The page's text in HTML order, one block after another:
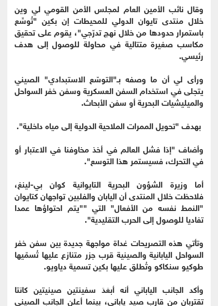
وقال نائب الأمين العام لمجلس الأمن القومي لي وين
خلال منتدى تايوان الدولي للمحيطات إن بكين "تُوسِّع
باستمرار حدودها من خلال نهج تدرّجي"، يقوم على تحقيق
مكاسب صغيرة متتالية في محاولة للوصول إلى هدف
رئيسي.
ورأى لي أن ما وصفه بـ"التوسّع الاستبدادي" الصيني
يتجلى في استخدام السفن العسكرية وسفن خفر السواحل
والميليشيات البحرية أو سفن الأبحاث.
بهدف "تحويل الممرات الملاحية الدولية إلى مياه داخلية".
وأضاف "إذا فشل العالم في أخذ مخاوفنا في الاعتبار أو
في التحرك، فسيستمر هذا التوسع".
أما وزيرة الشؤون البحرية التايوانية كوان بي-لينغ،
فلاحظت خلال المنتدى أن اليابان والفلبين تواجهان كتايوان
"النمط نفسه من الأفعال" التي ""يتم احتواؤها عمدا
تفاديا للوصول إلى الحرب التقليدية".
وتأتي هذه التصريحات غداة مواجهة جديدة بين سفن خفر
السواحل اليابانية والصينية قرب جزر متنازع عليها تُسمّيها
طوكيو سنكاكو وتُطلق عليها بكين تسمية دياويو.
وأكد الجانب الياباني أنه أبعَدَ سفينتين صينيتين كانتا
تقتربان من قارب صيد ياباني، بينما أعلن الجانب الصيني